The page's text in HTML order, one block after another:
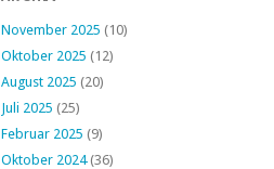
November 2025 (10)
Oktober 2025 (12)
August 2025 (20)
Juli 2025 (25)
Februar 2025 (9)
Oktober 2024(36)